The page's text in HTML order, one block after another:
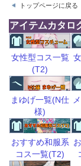
トップページに戻る
アイテムカタロ
女性型コス一覧
(T2)
まゆげ一覧(N仕
様)
おすすめ和服系
コス一覧(T2)